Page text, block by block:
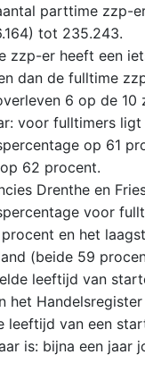
parttime zzp-
tot 235.243.
zzp-er heeft een
dan de fulltime
6 op de 10
voor fulltimers ligt
op 61
62 procent.
Drenthe en
voor
en het
(beide 59
leeftijd van
het
leeftijd van een
is: bijna een jaar